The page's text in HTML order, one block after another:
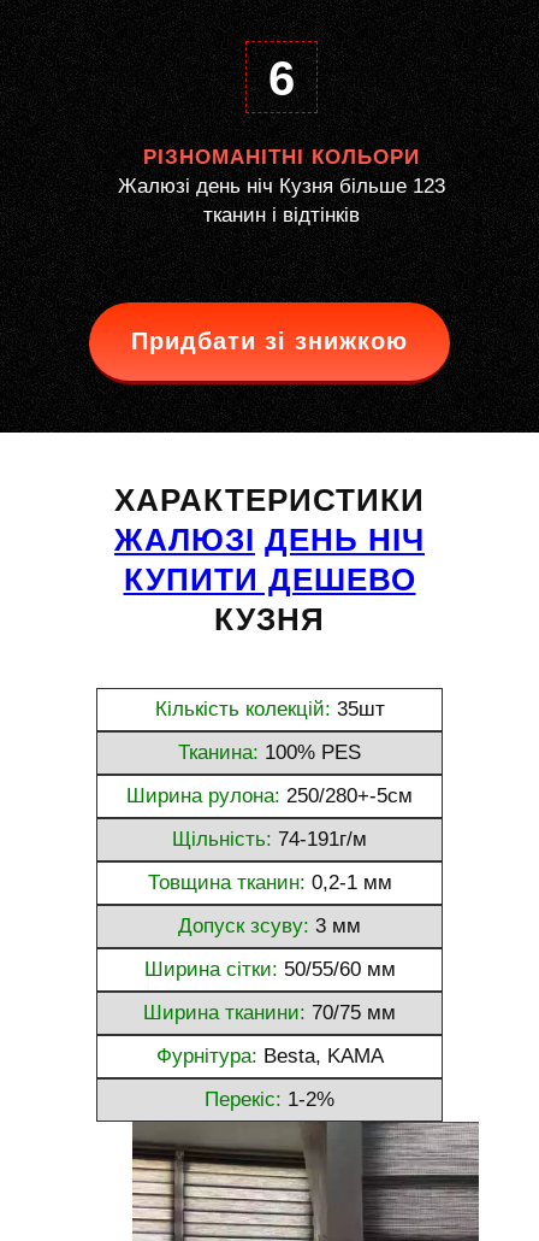
6
РІЗНОМАНІТНІ КОЛЬОРИ
Жалюзі день ніч Кузня більше 123
тканин і відтінків
Придбати зі знижкою
ХАРАКТЕРИСТИКИ
ЖАЛЮЗІ ДЕНЬ НІЧ
КУПИТИ ДЕШЕВО
КУЗНЯ
Кількість колекцій: 35шт
Тканина: 100% PES
Ширина рулона: 250/280+-5см
Щільність: 74-191г/м
Товщина тканин: 0,2-1 мм
Допуск зсуву: 3 мм
Ширина сітки: 50/55/60 мм
Ширина тканини: 70/75 мм
Фурнітура: Besta, KAMA
Перекіс: 1-2%